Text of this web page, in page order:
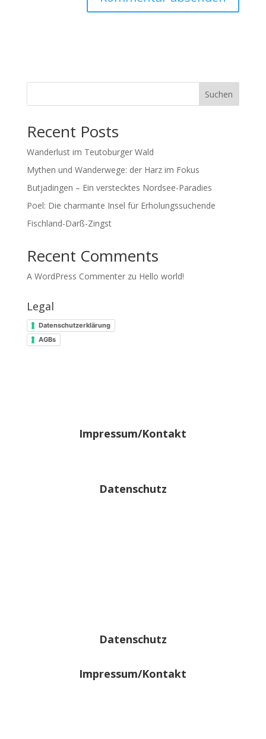
Suchen
Recent Posts
Wanderlust im Teutoburger Wald
Mythen und Wanderwege: der Harz im Fokus
Butjadingen – Ein verstecktes Nordsee-Paradies
Poel: Die charmante Insel für Erholungssuchende
Fischland-Darß-Zingst
Recent Comments
A WordPress Commenterzu Hello world!
Legal
Datenschutzerklärung
AGBs
Impressum/Kontakt
Datenschutz
Datenschutz
Impressum/Kontakt